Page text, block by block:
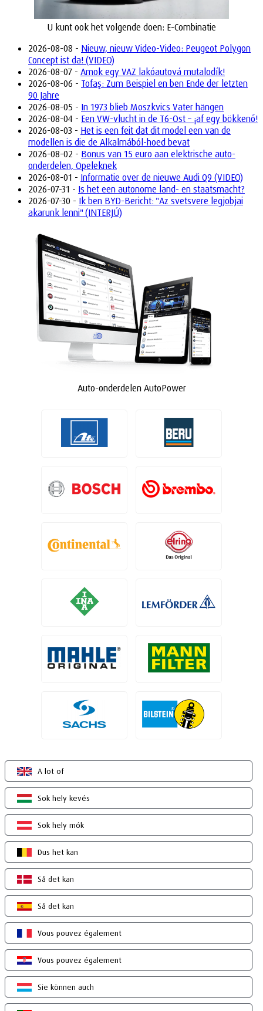
U kunt ook het volgende doen: E-Combinatie
2026-08-08 - Nieuw, nieuw Video-Video: Peugeot Polygon
Concept ist da! (VIDEO)
2026-08-07 - Amok egy VAZ lakóautová mutalodík!
2026-08-06 - Tofaş: Zum Beispiel en ben Ende der letzten
90 Jahre
2026-08-05 - In 1973 blieb Moszkvics Vater hängen
2026-08-04 - Een VW-vlucht in de T6-Ost – ¡af egy bökkenő!
2026-08-03 - Het is een feit dat dit model een van de
modellen is die de Alkalmából-hoed bevat
2026-08-02 - Bonus van 15 euro aan elektrische auto-
onderdelen, Opeleknek
2026-08-01 - Informatie over de nieuwe Audi Q9 (VIDEO)
2026-07-31 - Is het een autonome land- en staatsmacht?
2026-07-30 - Ik ben BYD-Bericht: "Az svetsvere legjobjai
akarunk lenni" (INTERJÚ)
Auto-onderdelen AutoPower
A lot of
Sok hely kevés
Sok hely mók
Dus het kan
Så det kan
Så det kan
Vous pouvez également
Vous pouvez également
Sie können auch